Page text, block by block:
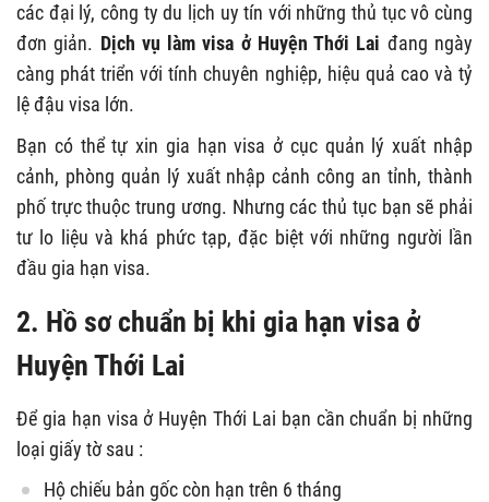
các đại lý, công ty du lịch uy tín với những thủ tục vô cùng
đơn giản. Dịch vụ làm visa ở Huyện Thới Lai đang ngày
càng phát triển với tính chuyên nghiệp, hiệu quả cao và tỷ
lệ đậu visa lớn.
Bạn có thể tự xin gia hạn visa ở cục quản lý xuất nhập
cảnh, phòng quản lý xuất nhập cảnh công an tỉnh, thành
phố trực thuộc trung ương. Nhưng các thủ tục bạn sẽ phải
tư lo liệu và khá phức tạp, đặc biệt với những người lần
đầu gia hạn visa.
2. Hồ sơ chuẩn bị khi gia hạn visa ở
Huyện Thới Lai
Để gia hạn visa ở Huyện Thới Lai bạn cần chuẩn bị những
loại giấy tờ sau :
Hộ chiếu bản gốc còn hạn trên 6 tháng